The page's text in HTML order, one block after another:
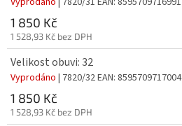
1 850 Kč
1 528,93 Kč bez DPH
Velikost obuvi: 32
Vyprodáno | 7820/32EAN: 8595709717004
1 850 Kč
1 528,93 Kč bez DPH